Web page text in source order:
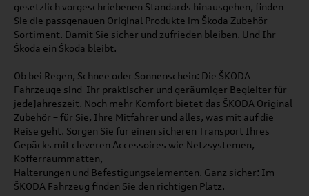
gesetzlich vorgeschriebenen Standards hinausgehen, finden
Sie die passgenauen Original Produkte im Škoda Zubehör
Sortiment. Damit Sie sicher und zufrieden bleiben. Und Ihr
Škoda ein Škoda bleibt.
Ob bei Regen, Schnee oder Sonnenschein: Die ŠKODA
Fahrzeuge sind Ihr praktischer und geräumiger Begleiter für
jedeJahreszeit. Noch mehr Komfort bietet das ŠKODA Original
Zubehör – für Sie, Ihre Mitfahrer und alles, was mit auf die
Reise geht. Sorgen Sie für einen sicheren Transport Ihres
Gepäcks mit cleveren Accessoires wie Netzsystemen,
Kofferraummatten,
Halterungen und Befestigungselementen. Ganz sicher: Im
ŠKODA Fahrzeug finden Sie den richtigen Platz.